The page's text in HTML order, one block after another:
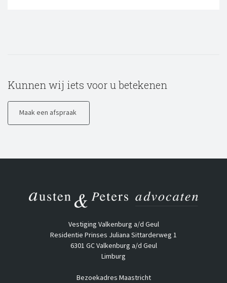
Kunnen wij iets voor u betekenen
Maak een afspraak
Vestiging Valkenburg a/d Geul
Residentie Prinses Juliana Sittarderweg 1
6301 GC Valkenburg a/d Geul
Limburg
Bezoekadres Maastricht